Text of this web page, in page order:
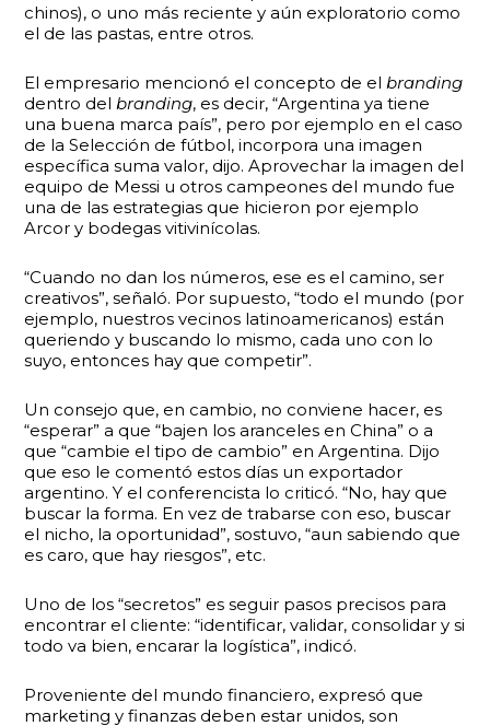
chinos), o uno más reciente y aún exploratorio como
el de las pastas, entre otros.
El empresario mencionó el concepto de elbranding
dentro delbranding, es decir, “Argentina ya tiene
una buena marca país”, pero por ejemplo en el caso
de la Selección de fútbol, incorpora una imagen
específica suma valor, dijo. Aprovechar la imagen del
equipo de Messi u otros campeones del mundo fue
una de las estrategias que hicieron por ejemplo
Arcor y bodegas vitivinícolas.
“Cuando no dan los números, ese es el camino, ser
creativos”, señaló. Por supuesto, “todo el mundo (por
ejemplo, nuestros vecinos latinoamericanos) están
queriendo y buscando lo mismo, cada uno con lo
suyo, entonces hay que competir”.
Un consejo que, en cambio, no conviene hacer, es
“esperar” a que “bajen los aranceles en China” o a
que “cambie el tipo de cambio” en Argentina. Dijo
que eso le comentó estos días un exportador
argentino. Y el conferencista lo criticó. “No, hay que
buscar la forma. En vez de trabarse con eso, buscar
el nicho, la oportunidad”, sostuvo, “aun sabiendo que
es caro, que hay riesgos”, etc.
Uno de los “secretos” es seguir pasos precisos para
encontrar el cliente: “identificar, validar, consolidar y si
todo va bien, encarar la logística”, indicó.
Proveniente del mundo financiero, expresó que
marketing y finanzas deben estar unidos, son